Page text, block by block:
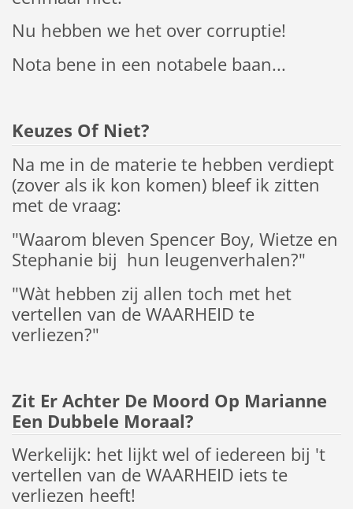
Nu hebben we het over corruptie!
Nota bene in een notabele baan...
Keuzes Of Niet?
Na me in de materie te hebben verdiept
(zover als ik kon komen) bleef ik zitten
met de vraag:
"Waarom bleven Spencer Boy, Wietze en
Stephanie bij hun leugenverhalen?"
"Wàt hebben zij allen toch met het
vertellen van de WAARHEID te
verliezen?"
Zit Er Achter De Moord Op Marianne
Een Dubbele Moraal?
Werkelijk: het lijkt wel of iedereen bij 't
vertellen van de WAARHEID iets te
verliezen heeft!